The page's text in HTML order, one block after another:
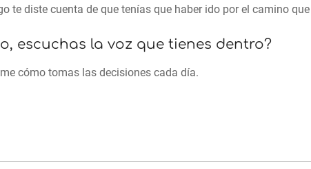
te diste cuenta de que tenías que haber ido por el camino
escuchas la voz que tienes dentro?
cómo tomas las decisiones cada día.